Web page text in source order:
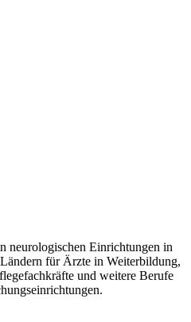
neurologischen Einrichtungen in
für Ärzte in Weiterbildung,
und weitere Berufe